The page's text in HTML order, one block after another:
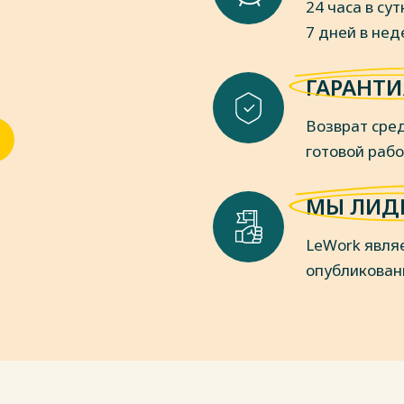
ресурсами [Текст] / М.
Питер, 2018. – 1040 с.
24 часа в
7 дней в
Возврат
готовой
МЫ
LeWork